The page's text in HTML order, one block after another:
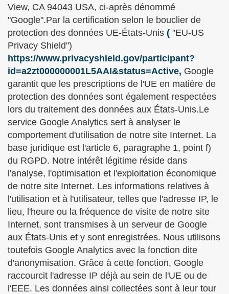
View, CA 94043 USA, ci-après dénommé
"Google".Par la certification selon le bouclier de
protection des données UE-États-Unis ( "EU-US
Privacy Shield")
https://www.privacyshield.gov/participant?
id=a2zt000000001L5AAI&status=Active, Google
garantit que les prescriptions de l'UE en matière de
protection des données sont également respectées
lors du traitement des données aux États-Unis.Le
service Google Analytics sert à analyser le
comportement d'utilisation de notre site Internet. La
base juridique est l'article 6, paragraphe 1, point f)
du RGPD. Notre intérêt légitime réside dans
l'analyse, l'optimisation et l'exploitation économique
de notre site Internet. Les informations relatives à
l'utilisation et à l'utilisateur, telles que l'adresse IP, le
lieu, l'heure ou la fréquence de visite de notre site
Internet, sont transmises à un serveur de Google
aux États-Unis et y sont enregistrées. Nous utilisons
toutefois Google Analytics avec la fonction dite
d'anonymisation. Grâce à cette fonction, Google
raccourcit l'adresse IP déjà au sein de l'UE ou de
l'EEE. Les données ainsi collectées sont à leur tour